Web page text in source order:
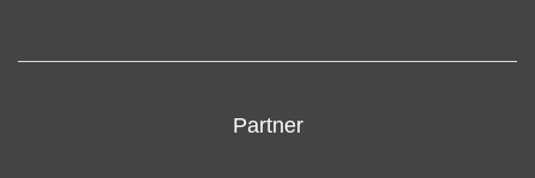
Partner